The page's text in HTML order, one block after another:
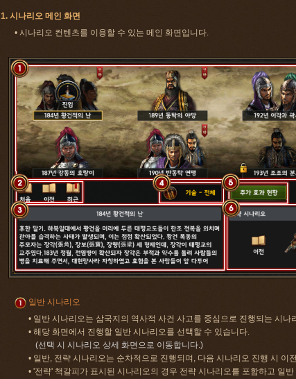
1. 시나리오 메인 화면
• 시나리오 컨텐츠를 이용할 수 있는 메인 화면입니다.
일반 시나리오
• 일반 시나리오는 삼국지의 역사적 사건 사고를 중심으로 진행되는 시나
• 해당 화면에서 진행할 일반 시나리오를 선택할 수 있습니다.
(선택 시 시나리오 상세 화면으로 이동합니다.)
• 일반, 전략 시나리오는 순차적으로 진행되며, 다음 시나리오 진행 시 이
• '전략' 책갈피가 표시된 시나리오의 경우 전략 시나리오를 포함하고 일